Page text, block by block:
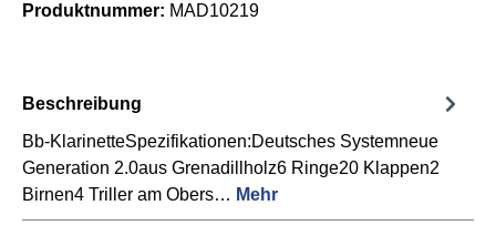
Produktnummer: MAD10219
Beschreibung
Bb-KlarinetteSpezifikationen:Deutsches Systemneue
Generation 2.0aus Grenadillholz6 Ringe20 Klappen2
Birnen4 Triller am Obers… Mehr